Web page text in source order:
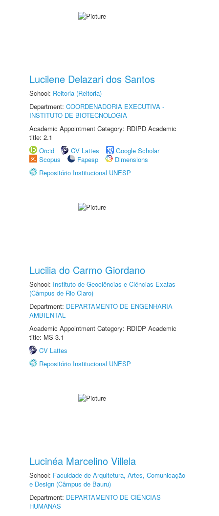
Lucilene Delazari dos Santos
School: Reitoria (Reitoria)
Department: COORDENADORIA EXECUTIVA -
INSTITUTO DE BIOTECNOLOGIA
Academic Appointment Category: RDIPD Academic
title: 2.1
Orcid
CV Lattes
Google Scholar
Scopus
Fapesp
Dimensions
Repositório Institucional UNESP
Lucilia do Carmo Giordano
School: Instituto de Geociências e Ciências Exatas
(Câmpus de Rio Claro)
Department: DEPARTAMENTO DE ENGENHARIA
AMBIENTAL
Academic Appointment Category: RDIDP Academic
title: MS-3.1
CV Lattes
Repositório Institucional UNESP
Lucinéa Marcelino Villela
School: Faculdade de Arquitetura, Artes, Comunicação
e Design (Câmpus de Bauru)
Department: DEPARTAMENTO DE CIÊNCIAS
HUMANAS